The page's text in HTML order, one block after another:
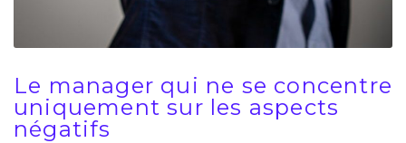
Le manager qui ne se concentre
uniquement sur les aspects
négatifs